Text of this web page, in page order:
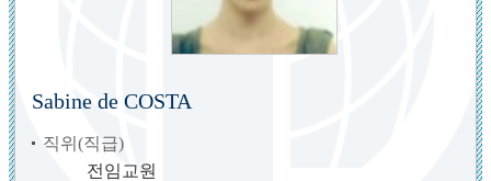
Sabine de COSTA
직위(직급)
전임교원